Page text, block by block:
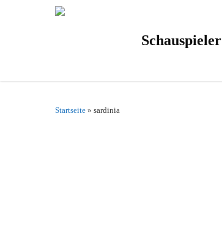
Schauspieler
Startseite » sardinia